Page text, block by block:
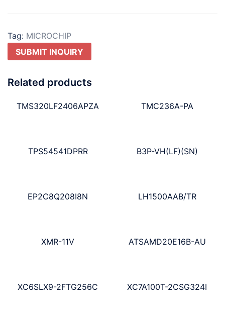
Tag: MICROCHIP
SUBMIT INQUIRY
Related products
TMS320LF2406APZA TMC236A-PA
TPS54541DPRR B3P-VH(LF)(SN)
EP2C8Q208I8N LH1500AAB/TR
XMR-11V ATSAMD20E16B-AU
XC6SLX9-2FTG256C XC7A100T-2CSG324I